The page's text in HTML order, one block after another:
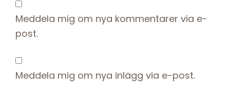
Meddela mig om nya kommentarer via e-
post.
Meddela mig om nya inlägg via e-post.